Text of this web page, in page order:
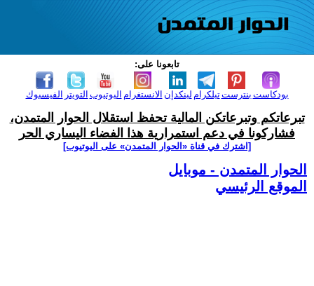
تابعونا على:
الفيسبوك التويتر اليوتيوب الانستغرام لينكدإن تيلكرامبنترست بودكاست
تبرعاتكم وتبرعاتكن المالية تحفظ استقلال الحوار المتمدن،
فشاركونا في دعم استمرارية هذا الفضاء اليساري الحر
[اشترك في قناة ‫«الحوار المتمدن» على اليوتيوب]
الحوار المتمدن - موبايل
الموقع الرئيسي